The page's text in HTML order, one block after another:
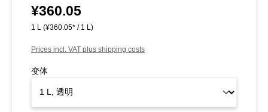
Regular price:
¥360.05
1 L (¥360.05* / 1 L)
Prices incl. VAT plus shipping costs
变体